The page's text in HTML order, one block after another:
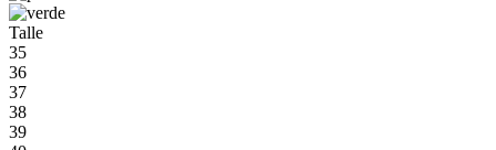
Talle
35
36
37
38
39